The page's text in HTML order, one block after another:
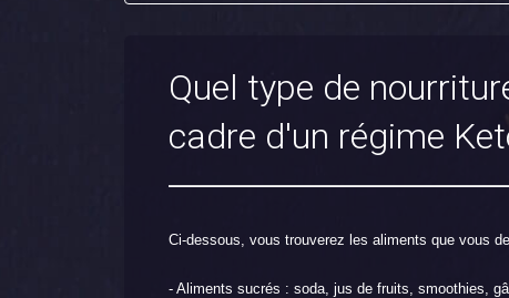
Quel type de
cadre d'un régime
Ci-dessous, vous trouverez les aliments que vous
- Aliments sucrés : soda, jus de fruits, smoothies,